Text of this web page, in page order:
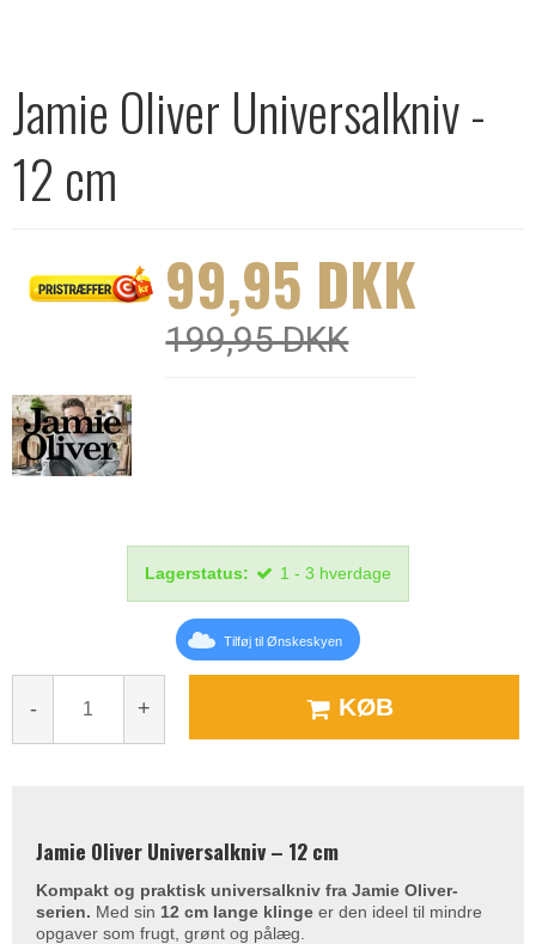
Jamie Oliver Universalkniv -
12 cm
99,95 DKK
199,95 DKK
Lagerstatus: 1 - 3 hverdage
Tilføj til Ønskeskyen
- + KØB
Jamie Oliver Universalkniv – 12 cm
Kompakt og praktisk universalkniv fra Jamie Oliver-
serien. Med sin 12 cm lange klinge er den ideel til mindre
opgaver som frugt, grønt og pålæg.